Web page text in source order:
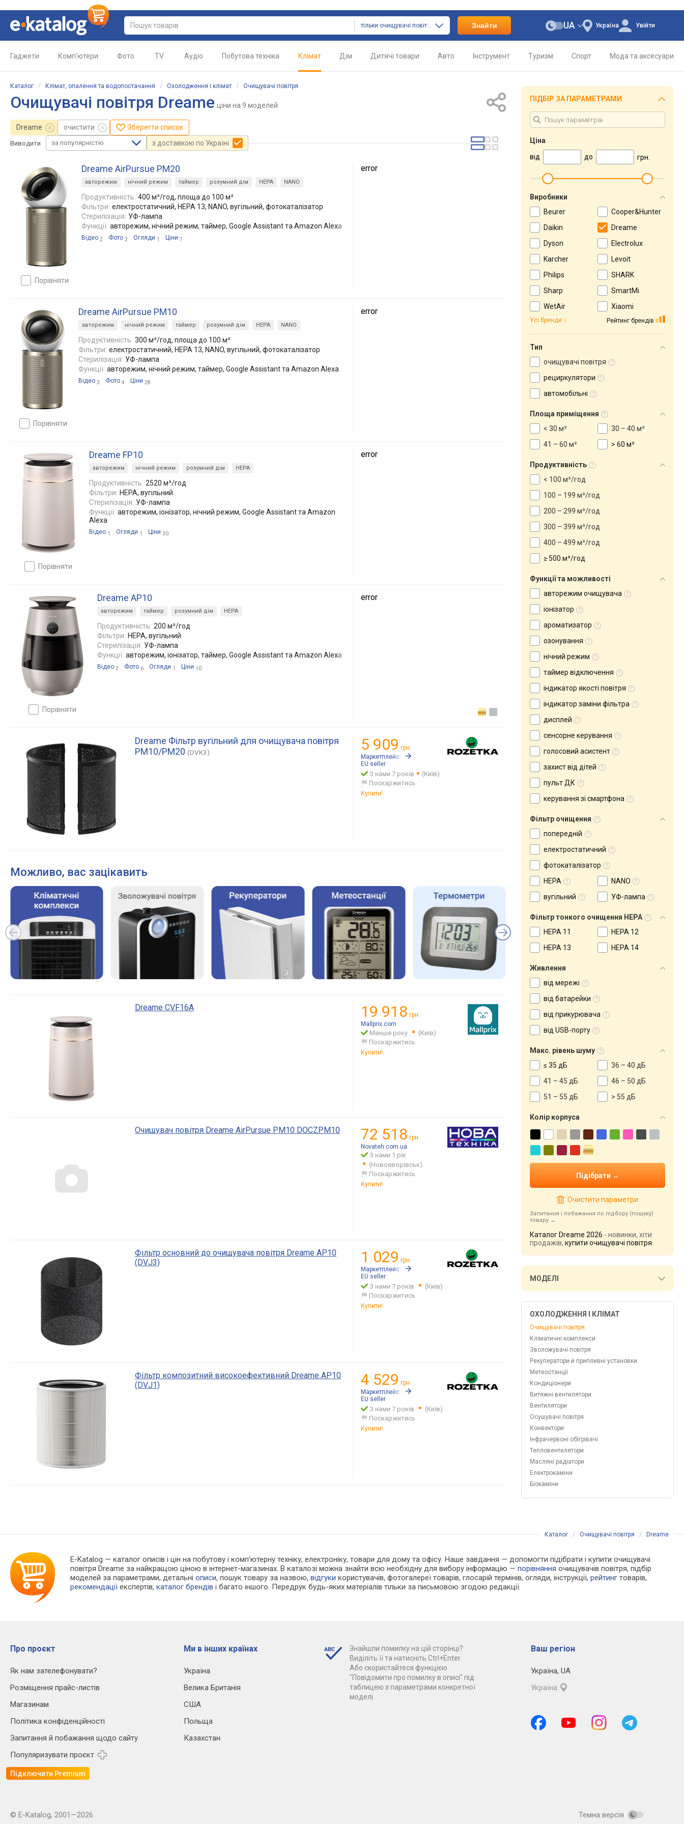
тільки очищувачі повітря Знайти Україна
UA Увійти
Гаджети Комп'ютери Фото TV Аудіо Побутова техніка Клімат Дім Дитячі товари Авто Інструмент Туризм Спорт Мода та аксесуари
Каталог / Клімат, опалення та водопостачання / Охолодження і клімат / Очищувачі повітря
Очищувачі повітря Dreame ціни на 9 моделей
Dreame очистити Зберегти список
Виводити за популярністю з доставкою по Україні
порівняти
Dreame AirPursue PM20
авторежим нічний режим таймер розумний дім HEPA NANO
Продуктивність: 400 м³/год, площа до 100 м²
Фільтри: електростатичний, HEPA 13, NANO, вугільний, фотокаталізатор
Стерилізація: УФ-лампа
Функції: авторежим, нічний режим, таймер, Google Assistant та Amazon Alexa
Відео 2 Фото 2 Огляди 1 Ціни 7
error
порівняти
Dreame AirPursue PM10
авторежим нічний режим таймер розумний дім HEPA NANO
Продуктивність: 300 м³/год, площа до 100 м²
Фільтри: електростатичний, HEPA 13, NANO, вугільний, фотокаталізатор
Стерилізація: УФ-лампа
Функції: авторежим, нічний режим, таймер, Google Assistant та Amazon Alexa
Відео 3 Фото 4 Ціни 28
error
порівняти
Dreame FP10
авторежим нічний режим розумний дім HEPA
Продуктивність: 2520 м³/год
Фільтри: HEPA, вугільний
Стерилізація: УФ-лампа
Функції: авторежим, іонізатор, нічний режим, Google Assistant та Amazon
Alexa
Відео 1 Огляди 1 Ціни 30
error
порівняти
Dreame AP10
авторежим таймер розумний дім HEPA
Продуктивність: 200 м³/год
Фільтри: HEPA, вугільний
Стерилізація: УФ-лампа
Функції: авторежим, іонізатор, таймер, Google Assistant та Amazon Alexa
Відео 2 Фото 6 Огляди 1 Ціни 10
error
Dreame Фільтр вугільний для очищувача повітря
PM10/PM20 (DVK3) 5 909 грн.
Маркетплейс:
Rozetka.ua
EU seller
З нами 7 років
(Київ)
Поскаржитись
Купити!
Можливо, вас зацікавить
Dreame CVF16A 19 918 грн.
Mallprix.com
Менше року
(Київ)
Поскаржитись
Купити!
Очищувач повітря Dreame AirPursue PM10 DOCZPM10 72 518 грн.
Novateh.com.ua
З нами 1 рік
(Новояворівськ)
Поскаржитись
Купити!
Фільтр основний до очищувача повітря Dreame AP10
(DVJ3)
1 029 грн.
Маркетплейс:
Rozetka.ua
EU seller
З нами 7 років
(Київ)
Поскаржитись
Купити!
Фільтр композитний високоефективний Dreame AP10
(DVJ1)
4 529 грн.
Маркетплейс:
Rozetka.ua
EU seller
З нами 7 років
(Київ)
Поскаржитись
Купити!
ПІДБІР ЗА ПАРАМЕТРАМИ
Ціна
від
до грн.
Виробники
Beurer
Cooper&Hunter
Daikin
Dreame
Dyson
Electrolux
Karcher
Levoit
Philips
SHARK
Sharp
SmartMi
WetAir
Xiaomi
Рейтинг брендів
Усі бренди
Тип
очищувачі повітря
рециркулятори
автомобільні
Площа приміщення
< 30 м²
30 – 40 м²
41 – 60 м²
> 60 м²
Продуктивність
< 100 м³/год
100 – 199 м³/год
200 – 299 м³/год
300 – 399 м³/год
400 – 499 м³/год
≥ 500 м³/год
Функції та можливості
авторежим очищувача
іонізатор
ароматизатор
озонування
нічний режим
таймер відключення
індикатор якості повітря
індикатор заміни фільтра
дисплей
сенсорне керування
голосовий асистент
захист від дітей
пульт ДК
керування зі смартфона
Фільтр очищення
попередній
електростатичний
фотокаталізатор
HEPA
NANO
вугільний
УФ-лампа
Фільтр тонкого очищення HEPA
HEPA 11
HEPA 12
HEPA 13
HEPA 14
Живлення
від мережі
від батарейки
від прикурювача
від USB-порту
Макс. рівень шуму
≤ 35 дБ
36 – 40 дБ
41 – 45 дБ
46 – 50 дБ
51 – 55 дБ
> 55 дБ
Колір корпуса
Очистити параметри
Запитання і побажання по підбору (пошуку)
товару
Каталог Dreame 2026 - новинки, хіти
продажів, купити очищувачі повітря
МОДЕЛІ
ОХОЛОДЖЕННЯ І КЛІМАТ
Очищувачі повітря
Кліматичні комплекси
Зволожувачі повітря
Рекуператори й припливні установки
Метеостанції
Кондиціонери
Витяжні вентилятори
Вентилятори
Осушувачі повітря
Конвектори
Інфрачервоні обігрівачі
Тепловентилятори
Масляні радіатори
Електрокаміни
Біокаміни
Каталог / Очищувачі повітря / Dreame
E-Katalog — каталог описів і цін на побутову і комп'ютерну техніку, електроніку, товари для дому та офісу. Наше завдання — допомогти підібрати і купити очищувачі
повітря Dreame за найкращою ціною в інтернет-магазинах. В каталозі можна знайти всю необхідну для вибору інформацію —порівняння очищувачів повітря, підбір
моделей за параметрами, детальніописи, пошук товару за назвою,відгуки користувачів, фотогалереї товарів, глосарій термінів, огляди, інструкції,рейтинг товарів,
рекомендації експертів,каталог брендів і багато іншого. Передрук будь-яких матеріалів тільки за письмовою згодою редакції.
Про проєкт
Як нам зателефонувати?
Розміщення прайс-листів
Магазинам
Політика конфіденційності
Запитання й побажання щодо сайту
Популяризувати проєкт
Підключити Premium
Ми в інших країнах
Україна
Велика Британія
США
Польща
Казахстан
Знайшли помилку на цій сторінці?
Виділіть її та натисніть Ctrl+Enter.
Або скористайтеся функцією
"Повідомити про помилку в описі" під
таблицею з параметрами конкретної
моделі.
Ваш регіон
Україна, UA
Україна
© E-Katalog, 2001—2026 Темна версія